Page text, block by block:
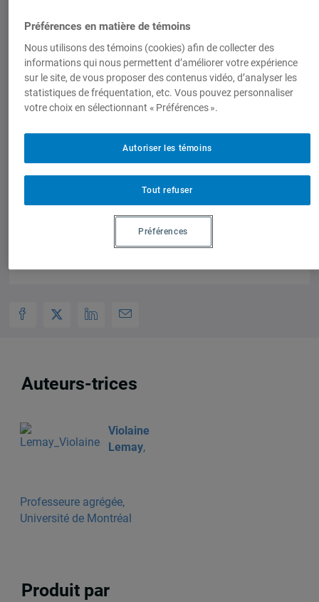
Darbellay, C.
Eberhard, I. Mahi, A.
Saris, F. Crépeau, F.
Makela.
1 janvier 2014,Violaine Lemay
Auteurs-trices
Violaine
Lemay,
Professeure agrégée,
Université de Montréal
Produit par
Préférences en matière de témoins
Nous utilisons des témoins (cookies) afin de collecter des
informations qui nous permettent d’améliorer votre expérience
sur le site, de vous proposer des contenus vidéo, d’analyser les
statistiques de fréquentation, etc. Vous pouvez personnaliser
votre choix en sélectionnant « Préférences ».
Tout refuser
Autoriser les témoins
Préférences